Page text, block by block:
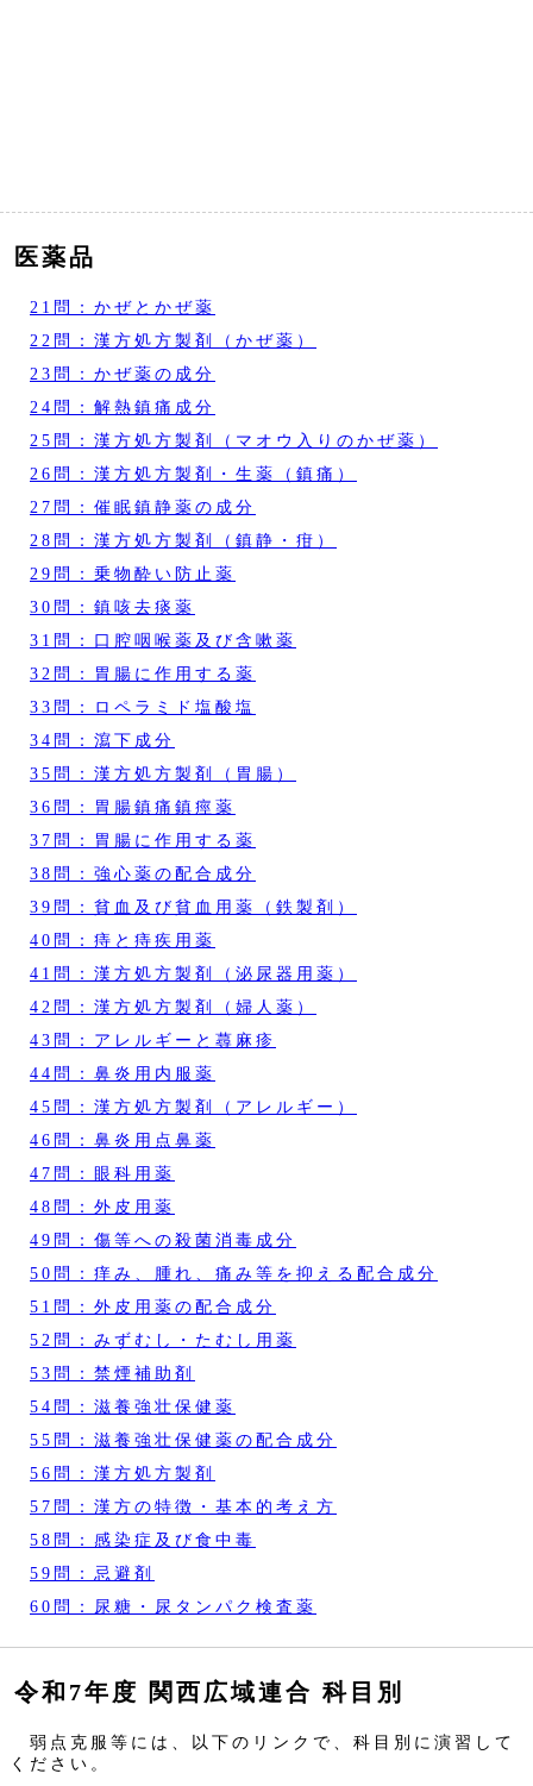
医薬品
21問：かぜとかぜ薬
22問：漢方処方製剤（かぜ薬）
23問：かぜ薬の成分
24問：解熱鎮痛成分
25問：漢方処方製剤（マオウ入りのかぜ薬）
26問：漢方処方製剤・生薬（鎮痛）
27問：催眠鎮静薬の成分
28問：漢方処方製剤（鎮静・疳）
29問：乗物酔い防止薬
30問：鎮咳去痰薬
31問：口腔咽喉薬及び含嗽薬
32問：胃腸に作用する薬
33問：ロペラミド塩酸塩
34問：瀉下成分
35問：漢方処方製剤（胃腸）
36問：胃腸鎮痛鎮痙薬
37問：胃腸に作用する薬
38問：強心薬の配合成分
39問：貧血及び貧血用薬（鉄製剤）
40問：痔と痔疾用薬
41問：漢方処方製剤（泌尿器用薬）
42問：漢方処方製剤（婦人薬）
43問：アレルギーと蕁麻疹
44問：鼻炎用内服薬
45問：漢方処方製剤（アレルギー）
46問：鼻炎用点鼻薬
47問：眼科用薬
48問：外皮用薬
49問：傷等への殺菌消毒成分
50問：痒み、腫れ、痛み等を抑える配合成分
51問：外皮用薬の配合成分
52問：みずむし・たむし用薬
53問：禁煙補助剤
54問：滋養強壮保健薬
55問：滋養強壮保健薬の配合成分
56問：漢方処方製剤
57問：漢方の特徴・基本的考え方
58問：感染症及び食中毒
59問：忌避剤
60問：尿糖・尿タンパク検査薬
令和7年度 関西広域連合 科目別
弱点克服等には、以下のリンクで、科目別に演習して
ください。